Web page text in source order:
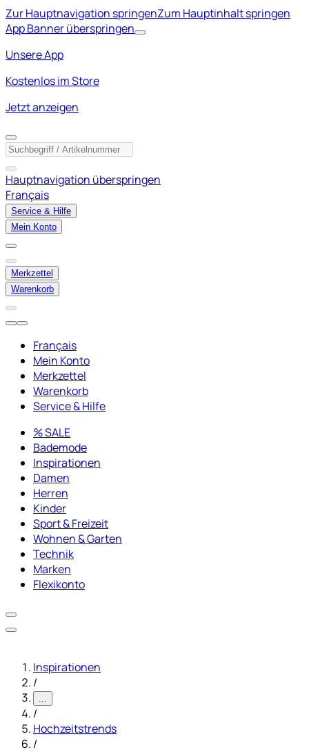
Zur Hauptnavigation springenZum Hauptinhalt springen
App Banner überspringen
Unsere App
Kostenlos im Store
Jetzt anzeigen
Hauptnavigation überspringen
Français
Service & Hilfe
Mein Konto
Merkzettel
Warenkorb
Français
Mein Konto
Merkzettel
Warenkorb
Service & Hilfe
% SALE
Bademode
Inspirationen
Damen
Herren
Kinder
Sport & Freizeit
Wohnen & Garten
Technik
Marken
Flexikonto
Inspirationen
/
...
/
Hochzeitstrends
/